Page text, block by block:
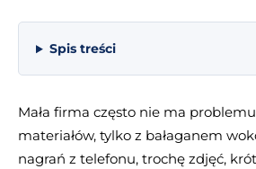
Spis treści
Mała firma często nie ma
materiałów, tylko z bałaganem
nagrań z telefonu, trochę zdjęć,